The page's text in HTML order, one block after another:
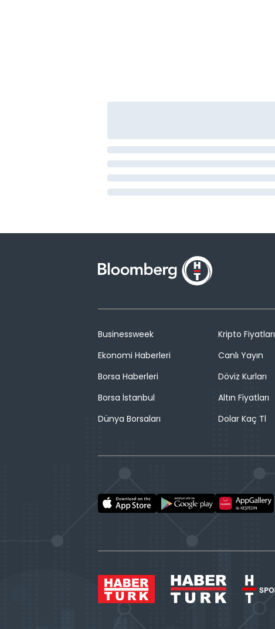
Businessweek
Ekonomi Haberleri
Borsa Haberleri
Borsa İstanbul
Dünya Borsaları
Kripto Fiyatları
Canlı Yayın
Döviz Kurları
Altın Fiyatları
Dolar Kaç Tl